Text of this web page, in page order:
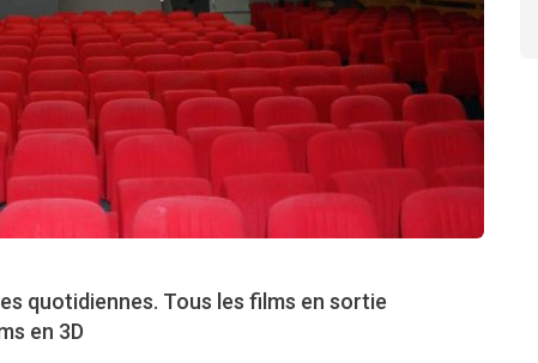
quotidiennes. Tous les films en sortie
en 3D